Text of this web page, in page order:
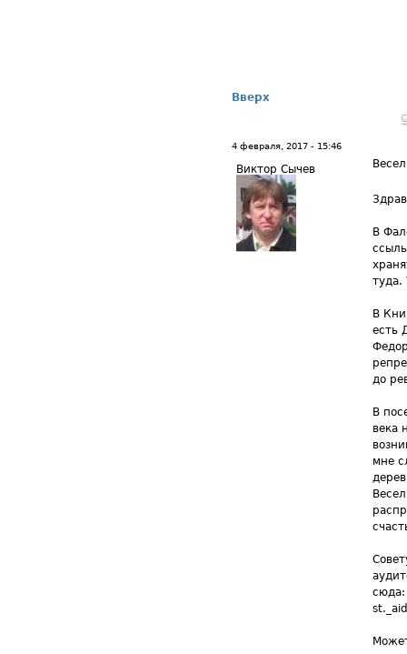
Вверх
4 февраля, 2017 - 15:46
Виктор Сычев
В
туда.
В
есть
до
В
века
мне
сюда: